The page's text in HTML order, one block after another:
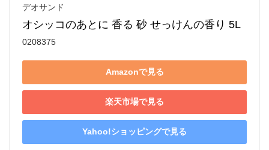
デオサンド
オシッコのあとに 香る 砂 せっけんの香り 5L
0208375
Amazonで見る
楽天市場で見る
Yahoo!ショッピングで見る